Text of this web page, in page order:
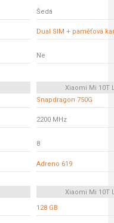
Šedá
Dual SIM + paměťová
Ne
Xiaomi Mi 10T
Snapdragon 750G
2200 MHz
8
Adreno 619
Xiaomi Mi 10T
128 GB